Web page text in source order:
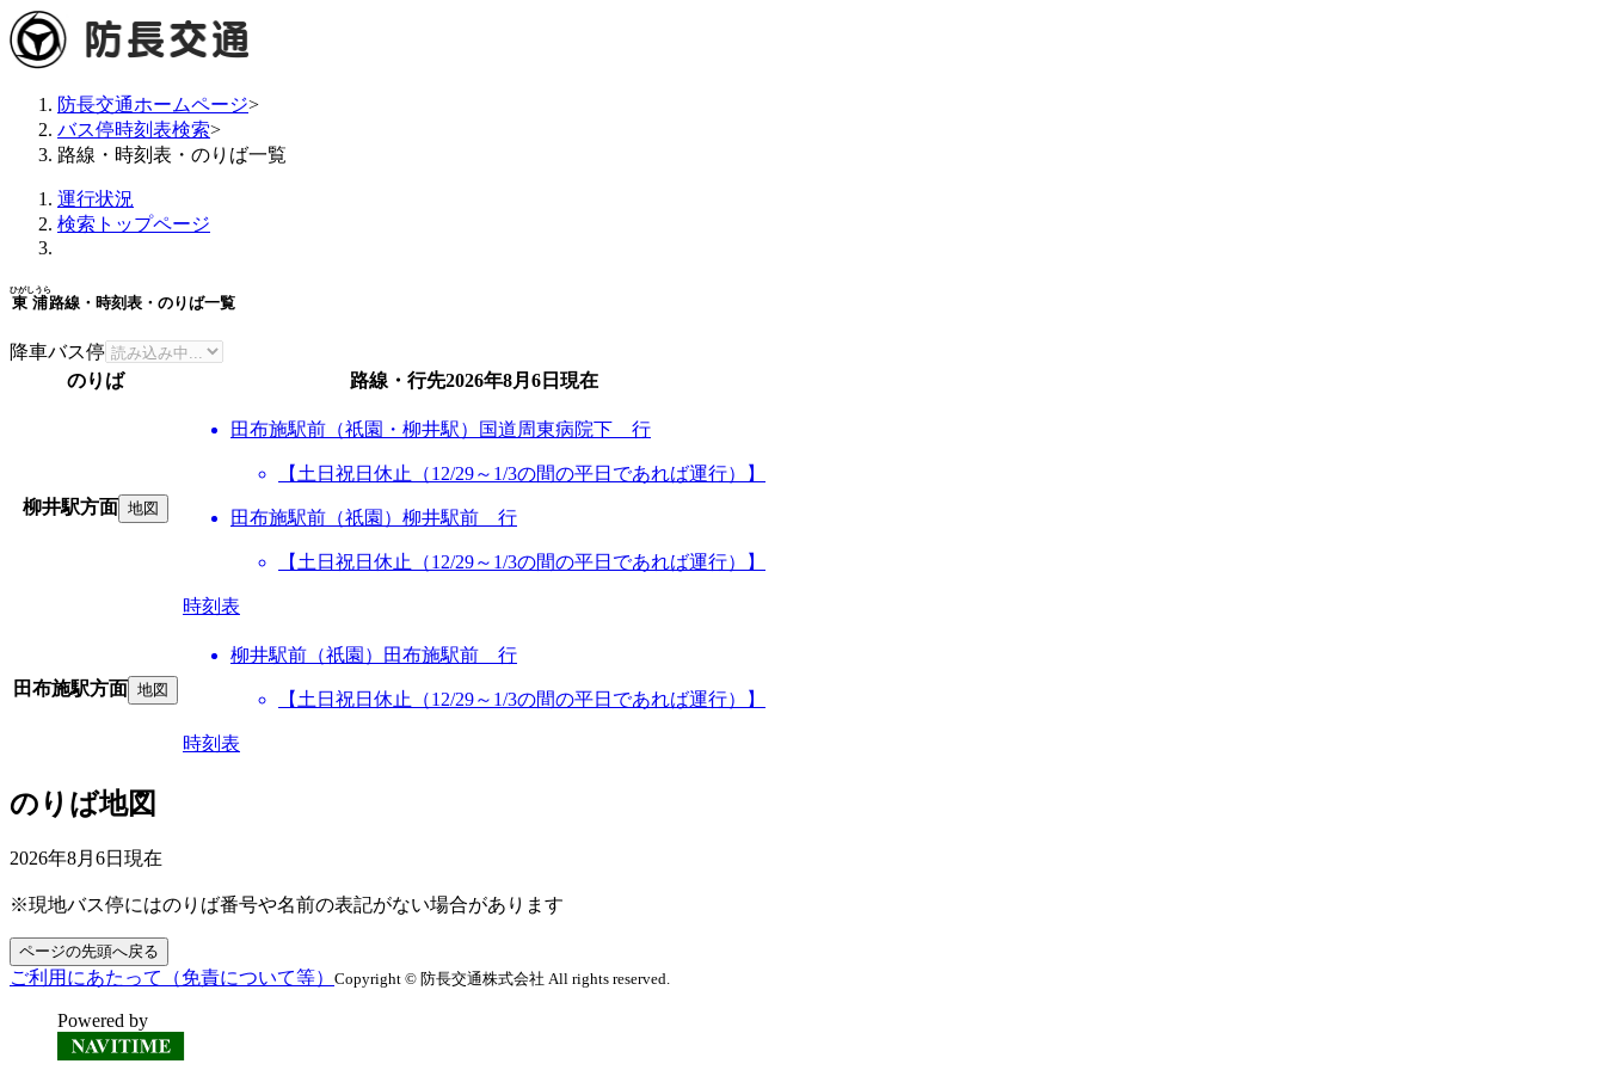
防長交通ホームページ>
バス停時刻表検索>
路線・時刻表・のりば一覧
運行状況
検索トップページ
東浦
ひがしうら
路線・時刻表・のりば一覧
降車バス停
のりば
路線・行先2026年8月6日 現在
柳井駅方面 地図
田布施駅前（祇園・柳井駅）国道周東病院下 行
【土日祝日休止（12/29～1/3の間の平日であれば運行）】
田布施駅前（祇園）柳井駅前 行
【土日祝日休止（12/29～1/3の間の平日であれば運行）】
時刻表
田布施駅方面 地図
柳井駅前（祇園）田布施駅前 行
【土日祝日休止（12/29～1/3の間の平日であれば運行）】
時刻表
のりば地図
2026年8月6日 現在
※現地バス停にはのりば番号や名前の表記がない場合があります
ページの先頭へ戻る
ご利用にあたって（免責について等） Copyright © 防長交通株式会社 All rights reserved.
Powered by